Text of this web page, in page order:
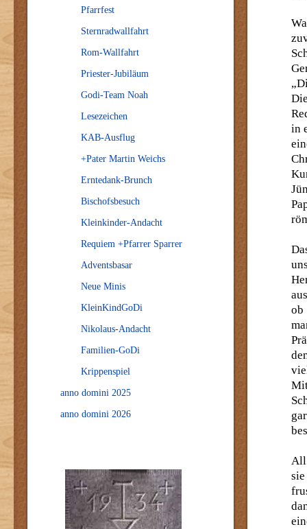
in
ob
All
Pfarrfest
Sternradwallfahrt
Rom-Wallfahrt
Priester-Jubiläum
Godi-Team Noah
Lesezeichen
KAB-Ausflug
+Pater Martin Weichs
Erntedank-Brunch
Bischofsbesuch
Kleinkinder-Andacht
Requiem +Pfarrer Sparrer
Adventsbasar
Neue Minis
KleinKindGoDi
Nikolaus-Andacht
Familien-GoDi
Krippenspiel
anno domini 2025
anno domini 2026